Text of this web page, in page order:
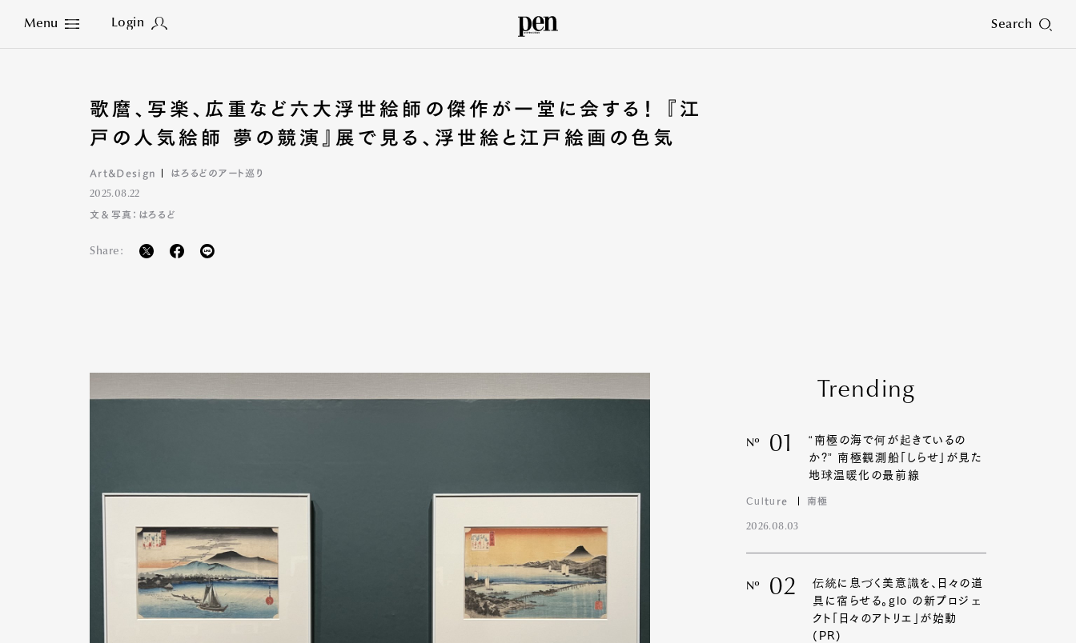
Menu Login Search
Close
歌麿、写楽、広重など六大浮世絵師の傑作が一堂に会する！ 『江
戸の人気絵師 夢の競演』展で見る、浮世絵と江戸絵画の色気
Art&Design はろるどのアート巡り
2025.08.22
文＆写真：はろるど
Share:
Trending
Nº 01
“南極の海で何が起きているの
か?” 南極観測船「しらせ」が見た
地球温暖化の最前線
Culture 南極
2026.08.03
Nº 02
伝統に息づく美意識を、日々の道
具に宿らせる。glo の新プロジェ
クト「日々のアトリエ」が始動
(PR)